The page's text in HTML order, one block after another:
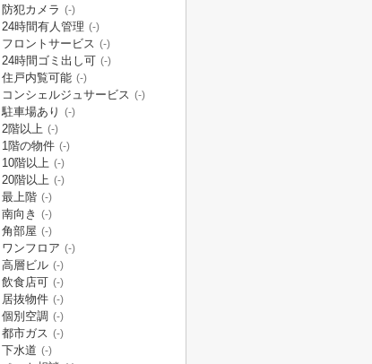
防犯カメラ (-)
24時間有人管理 (-)
フロントサービス (-)
24時間ゴミ出し可 (-)
住戸内覧可能 (-)
コンシェルジュサービス (-)
駐車場あり (-)
2階以上 (-)
1階の物件 (-)
10階以上 (-)
20階以上 (-)
最上階 (-)
南向き (-)
角部屋 (-)
ワンフロア (-)
高層ビル (-)
飲食店可 (-)
居抜物件 (-)
個別空調 (-)
都市ガス (-)
下水道 (-)